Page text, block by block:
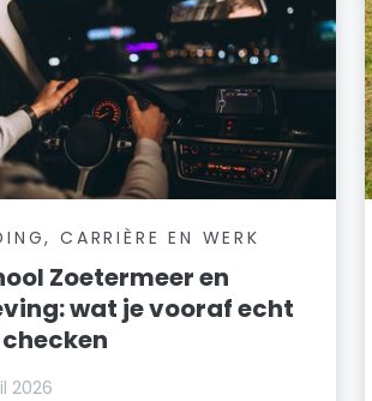
CARRIÈRE EN WERK
Zoetermeer en
wat je vooraf echt
2026